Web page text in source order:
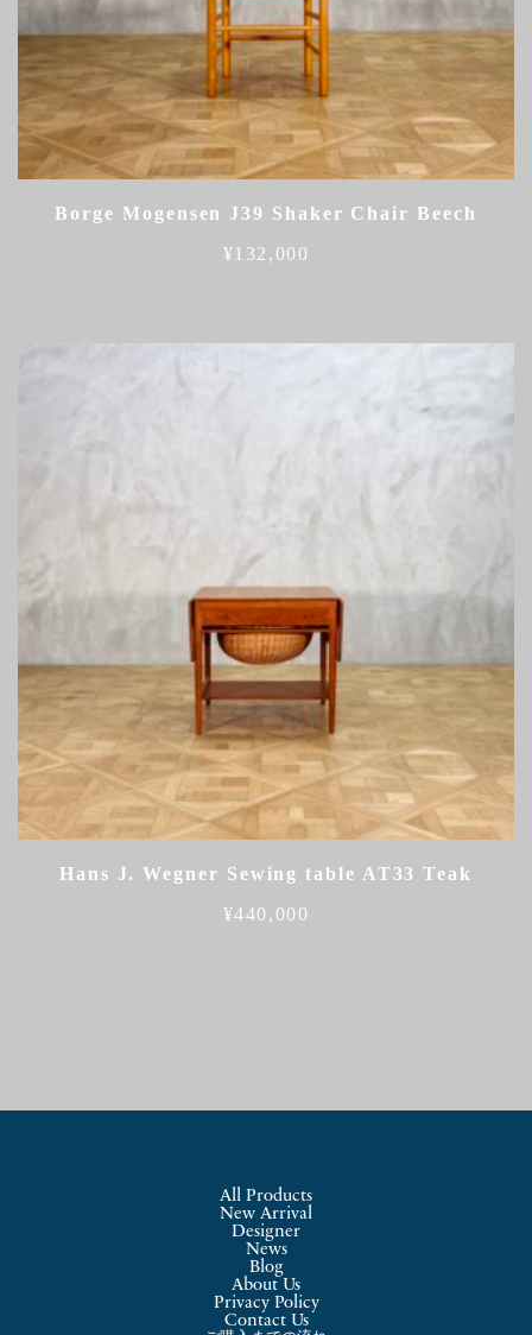
Borge Mogensen J39 Shaker Chair Beech
¥132,000
Hans J. Wegner Sewing table AT33 Teak
¥440,000
All Products
New Arrival
Designer
News
Blog
About Us
Privacy Policy
Contact Us